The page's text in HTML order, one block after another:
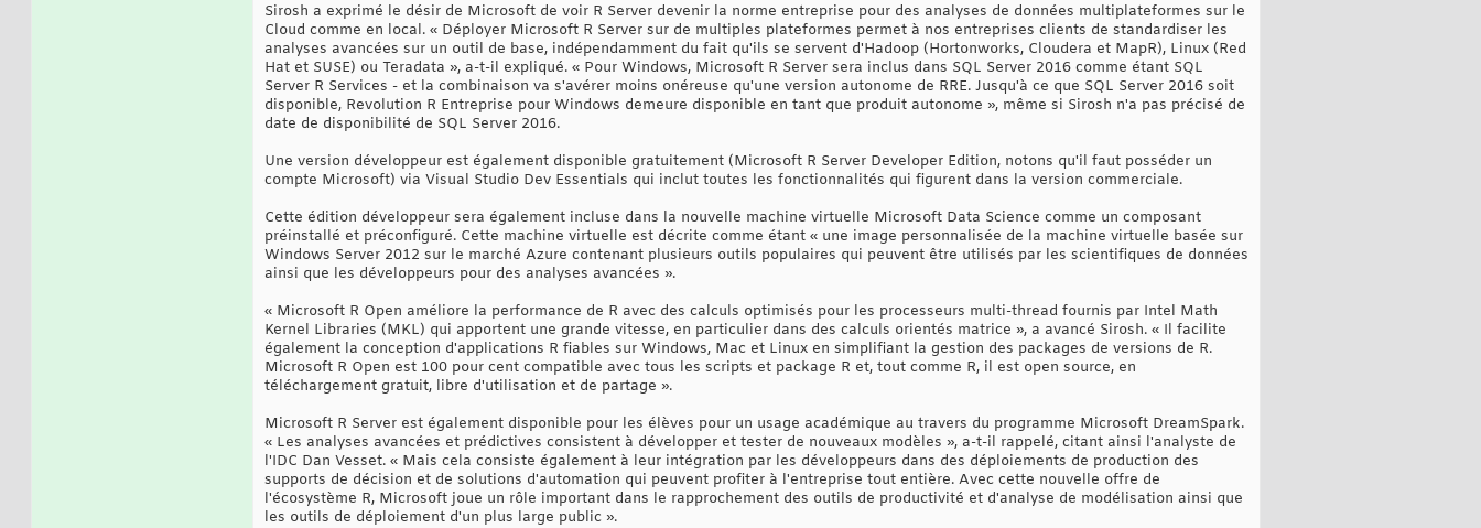
Sirosh a exprimé le désir de Microsoft de voir R Server devenir la norme entreprise pour des analyses de données multiplateformes sur le
Cloud comme en local. « Déployer Microsoft R Server sur de multiples plateformes permet à nos entreprises clients de standardiser les
analyses avancées sur un outil de base, indépendamment du fait qu'ils se servent d'Hadoop (Hortonworks, Cloudera et MapR), Linux (Red
Hat et SUSE) ou Teradata », a-t-il expliqué. « Pour Windows, Microsoft R Server sera inclus dans SQL Server 2016 comme étant SQL
Server R Services - et la combinaison va s'avérer moins onéreuse qu'une version autonome de RRE. Jusqu'à ce que SQL Server 2016 soit
disponible, Revolution R Entreprise pour Windows demeure disponible en tant que produit autonome », même si Sirosh n'a pas précisé de
date de disponibilité de SQL Server 2016.
Une version développeur est également disponible gratuitement (Microsoft R Server Developer Edition, notons qu'il faut posséder un
compte Microsoft) via Visual Studio Dev Essentials qui inclut toutes les fonctionnalités qui figurent dans la version commerciale.
Cette édition développeur sera également incluse dans la nouvelle machine virtuelle Microsoft Data Science comme un composant
préinstallé et préconfiguré. Cette machine virtuelle est décrite comme étant « une image personnalisée de la machine virtuelle basée sur
Windows Server 2012 sur le marché Azure contenant plusieurs outils populaires qui peuvent être utilisés par les scientifiques de données
ainsi que les développeurs pour des analyses avancées ».
« Microsoft R Open améliore la performance de R avec des calculs optimisés pour les processeurs multi-thread fournis par Intel Math
Kernel Libraries (MKL) qui apportent une grande vitesse, en particulier dans des calculs orientés matrice », a avancé Sirosh. « Il facilite
également la conception d'applications R fiables sur Windows, Mac et Linux en simplifiant la gestion des packages de versions de R.
Microsoft R Open est 100 pour cent compatible avec tous les scripts et package R et, tout comme R, il est open source, en
téléchargement gratuit, libre d'utilisation et de partage ».
Microsoft R Server est également disponible pour les élèves pour un usage académique au travers du programme Microsoft DreamSpark.
« Les analyses avancées et prédictives consistent à développer et tester de nouveaux modèles », a-t-il rappelé, citant ainsi l'analyste de
l'IDC Dan Vesset. « Mais cela consiste également à leur intégration par les développeurs dans des déploiements de production des
supports de décision et de solutions d'automation qui peuvent profiter à l'entreprise tout entière. Avec cette nouvelle offre de
l'écosystème R, Microsoft joue un rôle important dans le rapprochement des outils de productivité et d'analyse de modélisation ainsi que
les outils de déploiement d'un plus large public ».